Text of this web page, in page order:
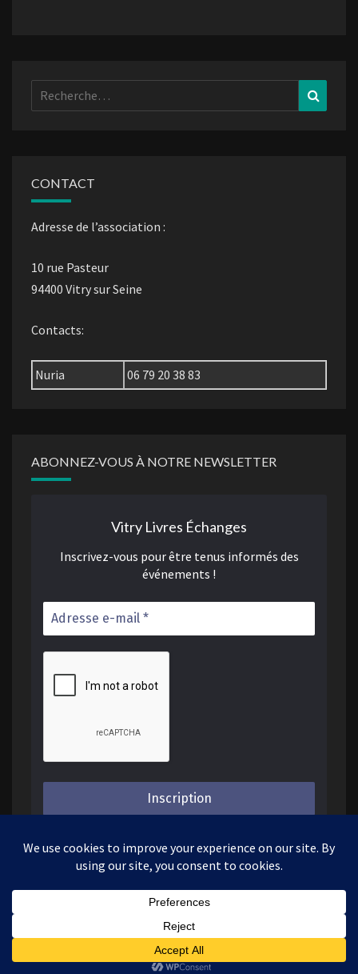
Rechercher :
CONTACT
Adresse de l’association :
10 rue Pasteur
94400 Vitry sur Seine
Contacts:
Nuria 06 79 20 38 83
ABONNEZ-VOUS À NOTRE NEWSLETTER
Vitry Livres Échanges
Inscrivez-vous pour être tenus informés des
événements !
Nous ne spammons pas !
Fièrement propulsé parWordPress